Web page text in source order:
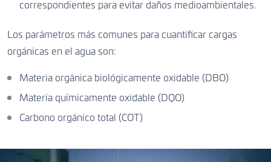
correspondientes para evitar daños medioambientales.
Los parámetros más comunes para cuantificar cargas
orgánicas en el agua son:
Materia orgánica biológicamente oxidable (DBO)
Materia químicamente oxidable (DQO)
Carbono orgánico total (COT)